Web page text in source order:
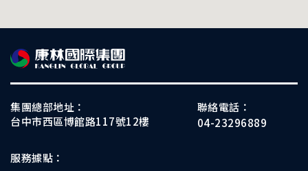
集團總部地址：
台中市西區博館路117號12樓
聯絡電話：
04-23296889
服務據點：